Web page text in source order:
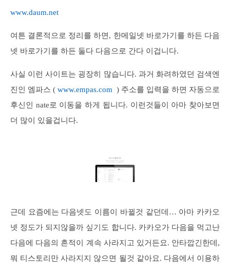
www.daum.net
여튼 결론적으로 정리를 하면, 한메일넷 바로가기를 하든 다음
넷 바로가기를 하든 둘다 다음으로 간다 이겁니다.
사실 이런 사이트는 굉장히 많습니다. 과거 화려하였던 검색엔
진인 엠파스 ( www.empas.com ) 주소를 입력을 하면 자동으로
후신인 nate로 이동을 하게 됩니다. 이런것들이 아마 찾아보면
더 많이 있을겁니다.
근데 요즘에는 다음넷도 이름이 바뀔것 같던데… 아마 카카오
넷 정도가 되지않을까 싶기도 합니다. 카카오가 다음을 먹고난
다음에 다음의 흔적이 계속 사라지고 있거든요. 안타깝긴한데,
뭐 티스토리만 사라지지 않으면 될것 같아요. 다음에서 이용하